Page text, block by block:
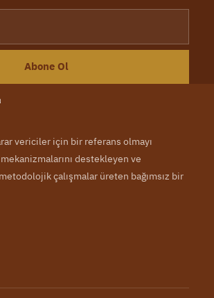
Abone Ol
vericiler için bir referans olmayı
destekleyen ve
çalışmalar üreten bağımsız bir